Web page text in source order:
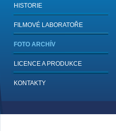
HISTORIE
FILMOVÉ LABORATOŘE
FOTO ARCHÍV
LICENCE A PRODUKCE
KONTAKTY